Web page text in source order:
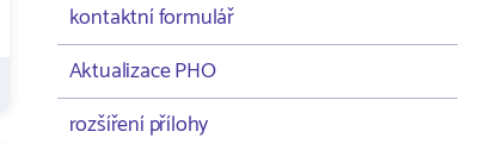
kontaktní formulář
Aktualizace PHO
rozšíření přílohy